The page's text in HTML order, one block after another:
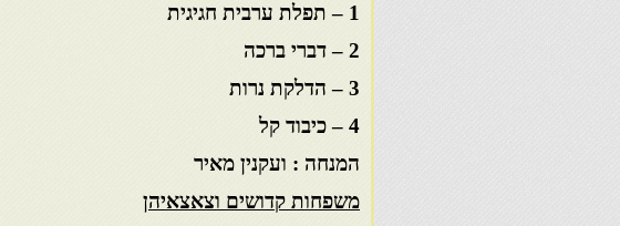
1 – תפלת ערבית חגיגית
2 – דברי ברכה
3 – הדלקת נרות
4 – כיבוד קל
המנחה : ועקנין מאיר
משפחות קדושים וצאצאיהן